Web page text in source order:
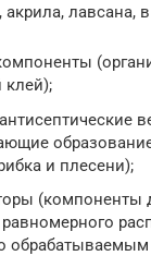
лавсана, в
и плесени);
(компоненты